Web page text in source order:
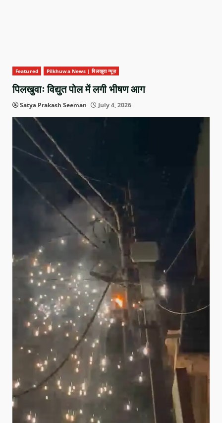
Featured Pilkhuwa News | पिलखुवा न्यूज़
पिलखुवाः विद्युत पोल में लगी भीषण आग
Satya Prakash Seeman July 4, 2026